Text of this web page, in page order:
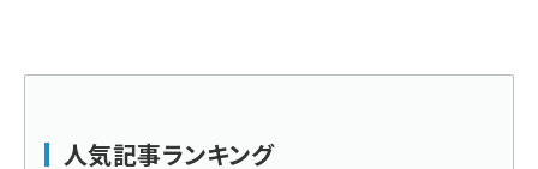
新井 (362)
新井宏征 (296)
人気記事ランキング